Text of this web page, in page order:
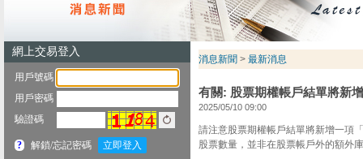
消息新聞 > 最新消息
有關: 股票期權帳戶結單將新
2025/05/10 09:00
請注意股票期權帳戶結單將新增一項
股票數量，並非在股票帳戶外的額外